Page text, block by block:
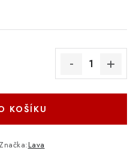
ÚDAJŮ
OD SMLOUVY
KOŠÍKU
Značka:Lava